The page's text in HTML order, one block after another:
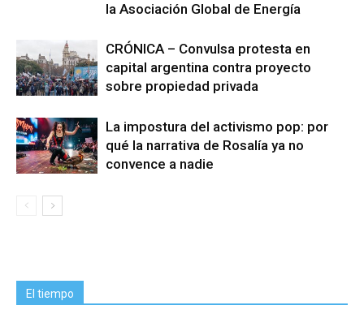
la Asociación Global de Energía
CRÓNICA – Convulsa protesta en
capital argentina contra proyecto
sobre propiedad privada
La impostura del activismo pop: por
qué la narrativa de Rosalía ya no
convence a nadie
El tiempo